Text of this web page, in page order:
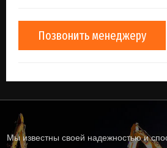
Позвонить менеджеру
Мы известны своей надежностью и